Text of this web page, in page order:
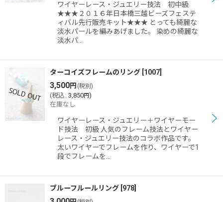
ワイヤーレース・ジュエリー技法 初中級
★★★２０１６年日本橋三越ビーズフェステ
ィバル先行販売キット★★★ とっても綺麗な
淡水パールを編みあげました。 染めの綺麗な
淡水パ…
ターコイズフレームのリング 1007
3,500円 (税別)
(税込 : 3,850円)
在庫なし
ワイヤーレース・ジュエリー＋ワイヤーモー
ド技法 初級 人気のフレーム技法とワイヤー
レース・ジュエリー技法のコラボ作品です。
太いワイヤーでフレームを作り、ワイヤーで1
段でフレームを…
ブルーフルールリング 978